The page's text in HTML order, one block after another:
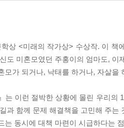
상 <미래의 작가상> 수상작. 이 책
도 미혼모였던 주홍이의 엄마도,
모가 되거나, 낙태를 하거나, 자살
는 이런 절박한 상황에 몰린 우리
과 함께 문제 해결책을 고민해 주
는 동시에 대책 마련이 시급하다는